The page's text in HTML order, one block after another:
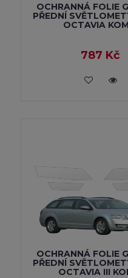
OCHRANNÁ FOLIE
PŘEDNÍ
OCTAVIA
787 Kč
VLOŽIT DO
OCHRANNÁ FOLIE
PŘEDNÍ
OCTAVIA III